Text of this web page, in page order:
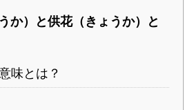
か）と供花（きょうか）と
味とは？